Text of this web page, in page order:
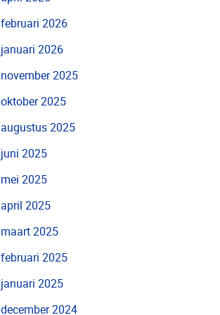
februari 2026
januari 2026
november 2025
oktober 2025
augustus 2025
juni 2025
mei 2025
april 2025
maart 2025
februari 2025
januari 2025
december 2024